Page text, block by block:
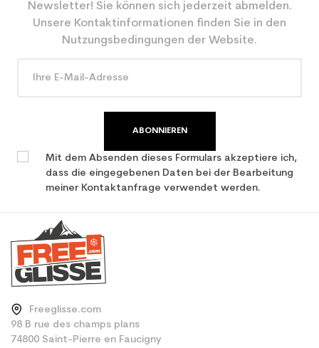
CO2-Einsparungen für
den Planeten (in kg)
2.1
Newsletter! Sie können sich jederzeit abmelden.
Unsere Kontaktinformationen finden Sie in den
Nutzungsbedingungen der Website.
ABONNIEREN
Mit dem Absenden dieses Formulars akzeptiere ich,
dass die eingegebenen Daten bei der Bearbeitung
meiner Kontaktanfrage verwendet werden.
Freeglisse.com
98 B rue des champs plans
74800 Saint-Pierre en Faucigny